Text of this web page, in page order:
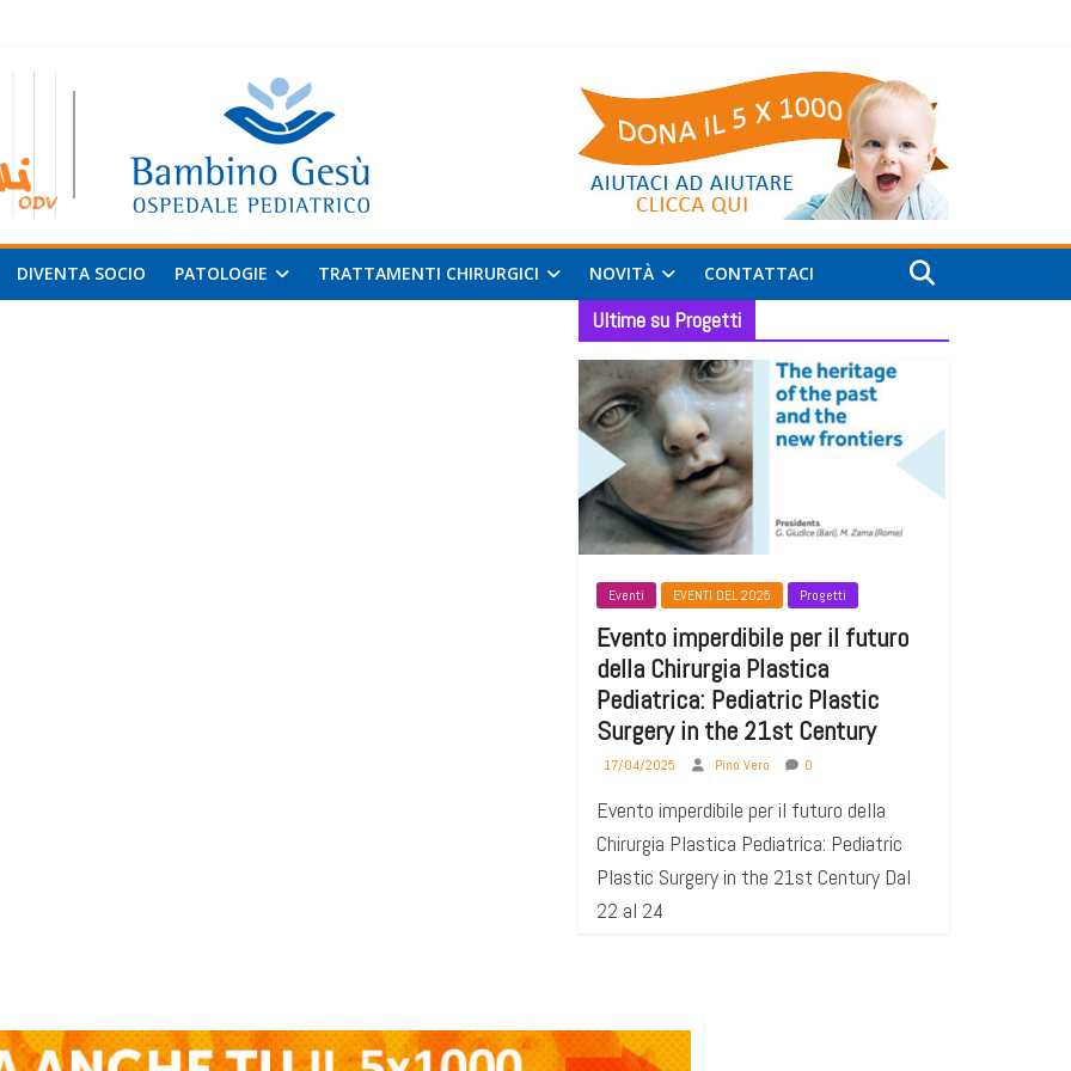
DIVENTA SOCIO PATOLOGIE TRATTAMENTI CHIRURGICI NOVITÀ CONTATTACI
Ultime su Progetti
Eventi EVENTI DEL 2025 Progetti
Evento imperdibile per il futuro
della Chirurgia Plastica
Pediatrica: Pediatric Plastic
Surgery in the 21st Century
17/04/2025 Pino Vero 0
Evento imperdibile per il futuro della
Chirurgia Plastica Pediatrica: Pediatric
Plastic Surgery in the 21st Century Dal
22 al 24